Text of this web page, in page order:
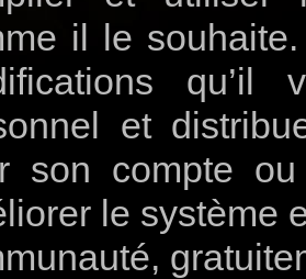
il le
et
son compte
le système